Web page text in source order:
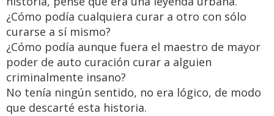
¿Cómo podía cualquiera curar a otro con sólo
curarse a sí mismo?
¿Cómo podía aunque fuera el maestro de mayor
poder de auto curación curar a alguien
criminalmente insano?
No tenía ningún sentido, no era lógico, de modo
que descarté esta historia.